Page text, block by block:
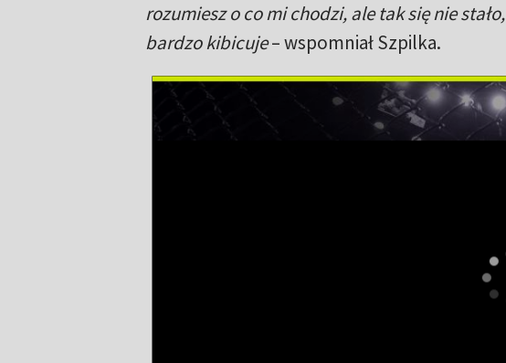
rozumiesz o co mi chodzi, ale tak się nie stało,
bardzo kibicuje– wspomniał Szpilka.